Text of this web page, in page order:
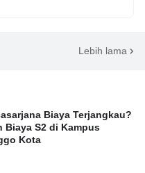
Lebih lama
Biaya Terjangkau?
Biaya S2 di Kampus
Kota